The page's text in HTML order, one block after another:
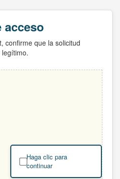
acceso
confirme que la solicitud
Haga clic para
continuar